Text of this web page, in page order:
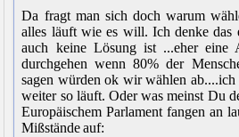
Da fragt man sich doch warum
alles läuft wie es will. Ich denke
auch keine Lösung ist ...eher eine
durchgehen wenn 80% der
sagen würden ok wir wählen ab....ich
weiter so läuft. Oder was meinst Du
Europäischem Parlament fangen an
Mißstände auf: